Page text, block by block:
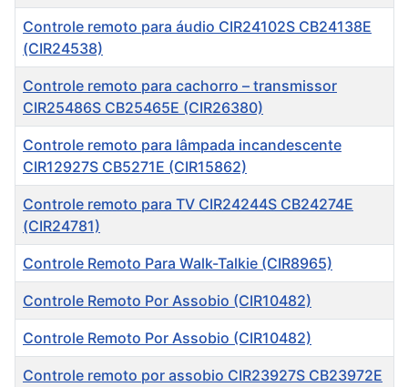
Controle remoto para áudio CIR24102S CB24138E
(CIR24538)
Controle remoto para cachorro – transmissor
CIR25486S CB25465E (CIR26380)
Controle remoto para lâmpada incandescente
CIR12927S CB5271E (CIR15862)
Controle remoto para TV CIR24244S CB24274E
(CIR24781)
Controle Remoto Para Walk-Talkie (CIR8965)
Controle Remoto Por Assobio (CIR10482)
Controle Remoto Por Assobio (CIR10482)
Controle remoto por assobio CIR23927S CB23972E